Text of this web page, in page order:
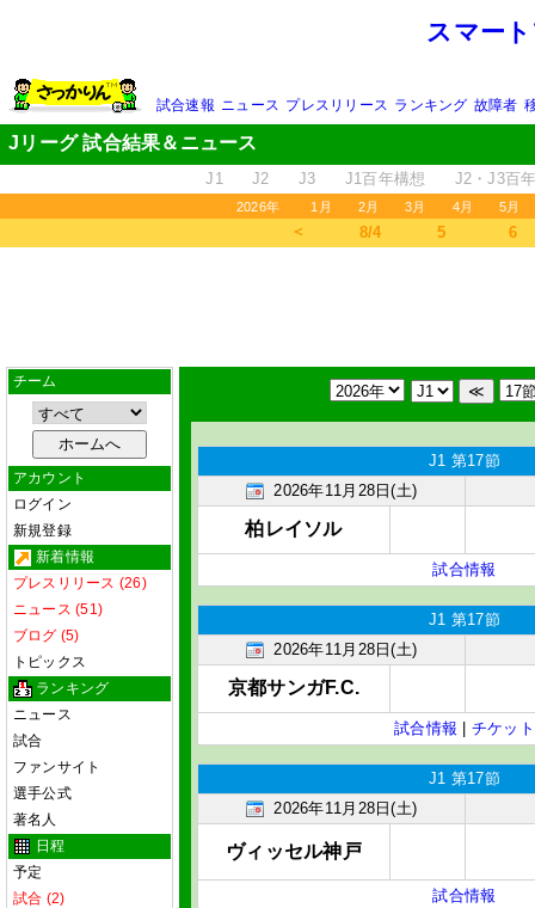
スマー
試合速報 ニュース プレスリリース ランキング 故障者
Jリーグ 試合結果＆ニュース
J1 J2 J3 J1百年構想 J2・J3百
2026年 1月 2月 3月 4月 5月
＜ 8/4 5 6
チーム
アカウント
ログイン
新規登録
新着情報
プレスリリース (26)
ニュース (51)
ブログ (5)
トピックス
ランキング
ニュース
試合
ファンサイト
選手公式
著名人
日程
予定
試合 (2)
J1 第17節
2026年11月28日(土)
柏レイソル
試合情報
J1 第17節
2026年11月28日(土)
京都サンガF.C.
試合情報 チケット
J1 第17節
2026年11月28日(土)
ヴィッセル神戸
試合情報